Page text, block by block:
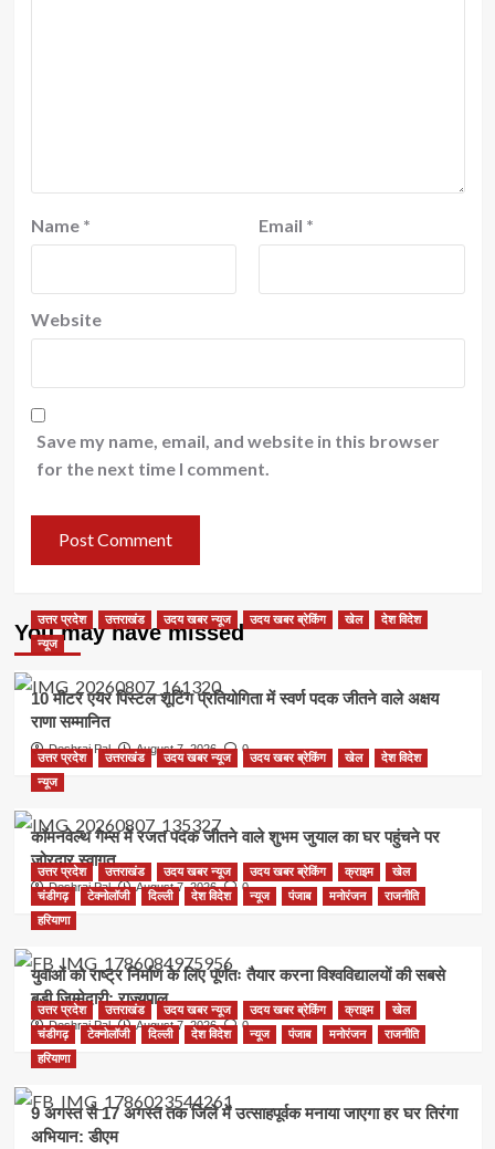
Name * Email *
Website
Save my name, email, and website in this browser
for the next time I comment.
You may have missed
उत्तर प्रदेश उत्तराखंड उदय खबर न्यूज उदय खबर ब्रेकिंग खेल
देश विदेश
न्यूज
10 मीटर एयर पिस्टल शूटिंग प्रतियोगिता में स्वर्ण पदक जीतने वाले अक्षय
राणा सम्मानित
Deshraj Pal August 7, 2026 0
उत्तर प्रदेश उत्तराखंड उदय खबर न्यूज उदय खबर ब्रेकिंग खेल
देश विदेश
न्यूज
कॉमनवेल्थ गेम्स में रजत पदक जीतने वाले शुभम जुयाल का घर पहुंचने पर
जोरदार स्वागत
Deshraj Pal August 7, 2026 0
उत्तर प्रदेश उत्तराखंड उदय खबर न्यूज उदय खबर ब्रेकिंग क्राइम
खेल
चंडीगढ़
टेक्नोलॉजी दिल्ली देश विदेश न्यूज पंजाब मनोरंजन
राजनीति
हरियाणा
युवाओं को राष्ट्र निर्माण के लिए पूर्णतः तैयार करना विश्वविद्यालयों की सबसे
बड़ी जिम्मेदारी: राज्यपाल
Deshraj Pal August 7, 2026 0
उत्तर प्रदेश उत्तराखंड उदय खबर न्यूज उदय खबर ब्रेकिंग क्राइम
खेल
चंडीगढ़
टेक्नोलॉजी दिल्ली देश विदेश न्यूज पंजाब मनोरंजन
राजनीति
हरियाणा
9 अगस्त से 17 अगस्त तक जिले में उत्साहपूर्वक मनाया जाएगा हर घर तिरंगा
अभियान: डीएम